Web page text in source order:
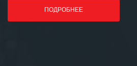
ПОДРОБНЕЕ